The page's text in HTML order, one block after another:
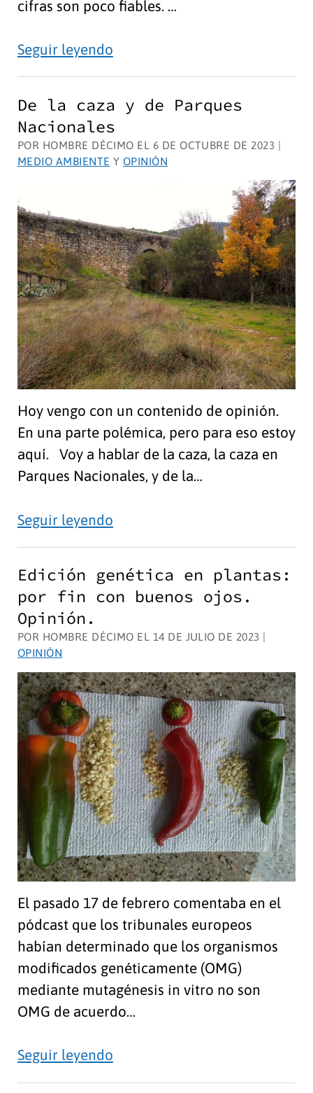
cifras son poco fiables. …
Seguir leyendoConcienciar
no
es
buena
De la caza y de Parques
Nacionales
POR HOMBRE DÉCIMO EL 6 DE OCTUBRE DE 2023 |
MEDIO AMBIENTE Y OPINIÓN
Hoy vengo con un contenido de opinión.
En una parte polémica, pero para eso estoy
aquí. Voy a hablar de la caza, la caza en
Parques Nacionales, y de la…
Seguir leyendoDe
y
de
Edición genética en plantas:
por fin con buenos ojos.
Opinión.
POR HOMBRE DÉCIMO EL 14 DE JULIO DE 2023 |
OPINIÓN
El pasado 17 de febrero comentaba en el
pódcast que los tribunales europeos
habían determinado que los organismos
modificados genéticamente (OMG)
mediante mutagénesis in vitro no son
OMG de acuerdo…
Seguir leyendoEdición